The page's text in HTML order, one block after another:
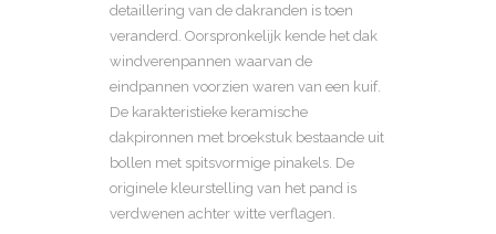
detaillering van de dakranden is toen
veranderd. Oorspronkelijk kende het dak
windverenpannen waarvan de
eindpannen voorzien waren van een kuif.
De karakteristieke keramische
dakpironnen met broekstuk bestaande uit
bollen met spitsvormige pinakels. De
originele kleurstelling van het pand is
verdwenen achter witte verflagen.